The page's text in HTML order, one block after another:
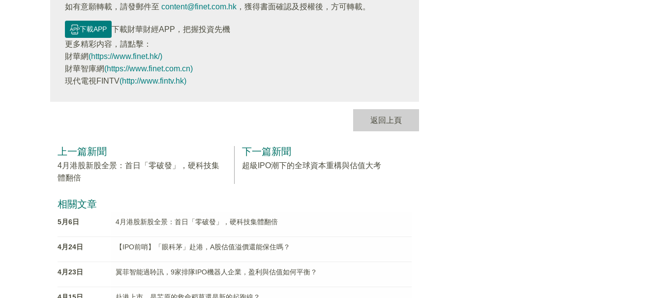
如有意願轉載，請發郵件至 content@finet.com.hk ，獲得書面確認及授權後，方可轉載。
下載APP
下載財華財經APP，把握投資先機
更多精彩内容，請點擊：
財華網(https://www.finet.hk/)
財華智庫網(https://www.finet.com.cn)
現代電視FINTV(http://www.fintv.hk)
返回上頁
上一篇新聞
4月港股新股全景：首日「零破發」，硬科技集
體翻倍
下一篇新聞
超級IPO潮下的全球資本重構與估值大考
相關文章
5月6日 4月港股新股全景：首日「零破發」，硬科技集體翻倍
4月24日 【IPO前哨】「眼科茅」赴港，A股估值溢價還能保住嗎？
4月23日 翼菲智能過聆訊，9家排隊IPO機器人企業，盈利與估值如何平衡？